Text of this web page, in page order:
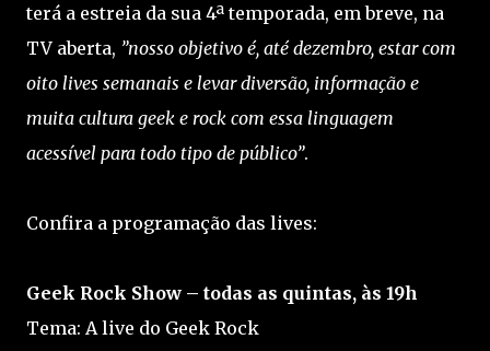
terá a estreia da sua 4ª temporada, em breve, na
TV aberta, ”nosso objetivo é, até dezembro, estar com
oito lives semanais e levar diversão, informação e
muita cultura geek e rock com essa linguagem
acessível para todo tipo de público”.
Confira a programação das lives:
Geek Rock Show – todas as quintas, às 19h
Tema: A live do Geek Rock